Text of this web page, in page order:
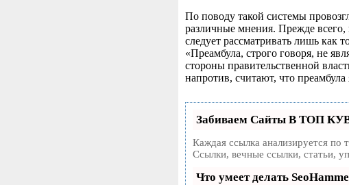
По поводу такой системы
различные мнения. Прежде всего,
следует рассматривать лишь
«Преамбула, строго говоря, не
стороны правительственной
напротив, считают, что
Забиваем Сайты В ТОП
Каждая ссылка анализируется по
Ссылки, вечные ссылки, статьи,
Что умеет делать